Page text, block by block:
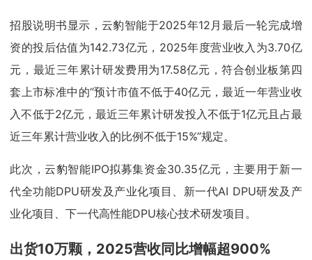
招股说明书显示，云豹智能于2025年12月最后一轮完成增
资的投后估值为142.73亿元，2025年度营业收入为3.70亿
元，最近三年累计研发费用为17.58亿元，符合创业板第四
套上市标准中的“预计市值不低于40亿元，最近一年营业收
入不低于2亿元，最近三年累计研发投入不低于1亿元且占最
近三年累计营业收入的比例不低于15%”规定。
此次，云豹智能IPO拟募集资金30.35亿元，主要用于新一
代全功能DPU研发及产业化项目、新一代AI DPU研发及产
业化项目、下一代高性能DPU核心技术研发项目。
出货10万颗，2025营收同比增幅超900%